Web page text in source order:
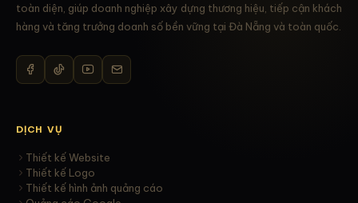
toàn diện, giúp doanh nghiệp xây dựng thương hiệu, tiếp cận khách
hàng và tăng trưởng doanh số bền vững tại Đà Nẵng và toàn quốc.
DỊCH VỤ
Thiết kế Website
Thiết kế Logo
Thiết kế hình ảnh quảng cáo